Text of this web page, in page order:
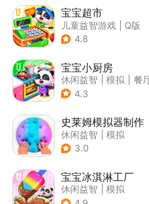
宝宝超市
儿童益智游戏
Q版
4.8
宝宝小厨房
休闲益智 模拟
餐
| 宝宝巴士
4.3
史莱姆模拟器制作
休闲益智
模拟
| 史莱姆
3.0
宝宝冰淇淋工厂
休闲益智
模拟
| 宝宝巴士